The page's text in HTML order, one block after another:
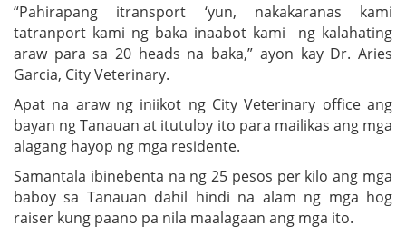
“Pahirapang itransport ‘yun, nakakaranas kami
tatranport kami ng baka inaabot kami ng kalahating
araw para sa 20 heads na baka,” ayon kay Dr. Aries
Garcia, City Veterinary.
Apat na araw ng iniikot ng City Veterinary office ang
bayan ng Tanauan at itutuloy ito para mailikas ang mga
alagang hayop ng mga residente.
Samantala ibinebenta na ng 25 pesos per kilo ang mga
baboy sa Tanauan dahil hindi na alam ng mga hog
raiser kung paano pa nila maalagaan ang mga ito.